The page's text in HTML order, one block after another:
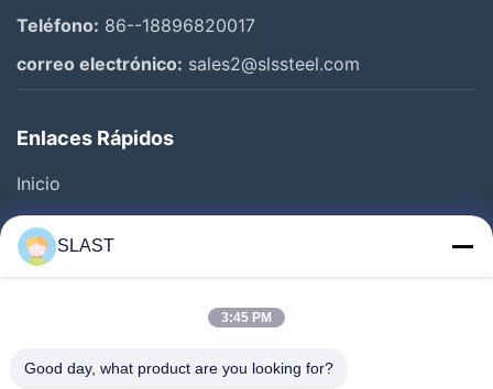
Teléfono: 86--18896820017
correo electrónico: sales2@slssteel.com
Enlaces Rápidos
Inicio
Productos
Los Vídeos
Control De Calidad
SLAST
3:45 PM
Good day, what product are you looking for?